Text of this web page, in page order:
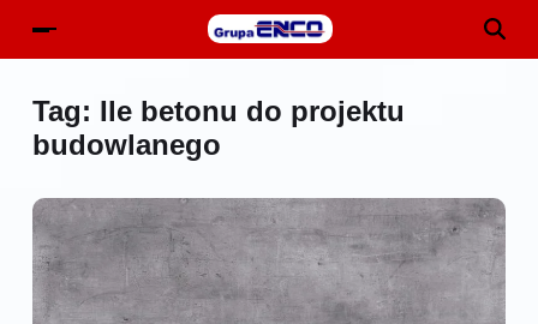
Tag: Ile betonu do projektu
budowlanego